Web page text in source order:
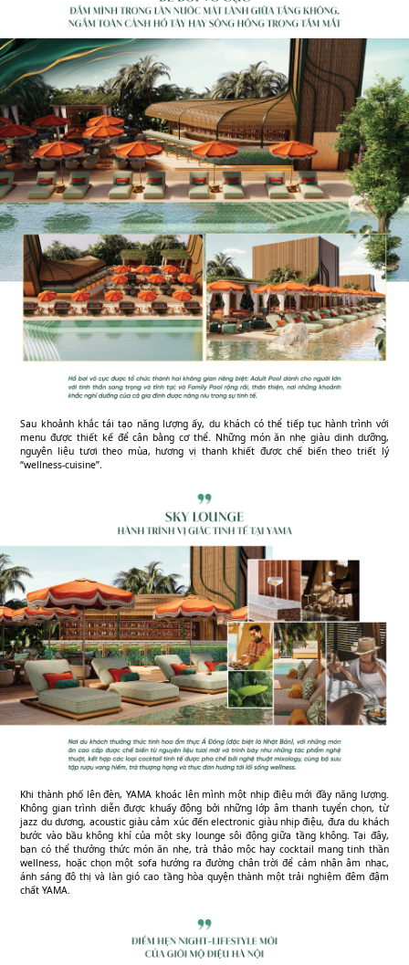
Sau khoảnh khắc tái tạo năng lượng ấy, du khách có thể tiếp tục hành trình với
menu được thiết kế để cân bằng cơ thể. Những món ăn nhẹ giàu dinh dưỡng,
nguyên liệu tươi theo mùa, hương vị thanh khiết được chế biến theo triết lý
“wellness-cuisine”.
Khi thành phố lên đèn, YAMA khoác lên mình một nhịp điệu mới đầy năng lượng.
Không gian trình diễn được khuấy động bởi những lớp âm thanh tuyển chọn, từ
jazz du dương, acoustic giàu cảm xúc đến electronic giàu nhịp điệu, đưa du khách
bước vào bầu không khí của một sky lounge sôi động giữa tầng không. Tại đây,
bạn có thể thưởng thức món ăn nhẹ, trà thảo mộc hay cocktail mang tinh thần
wellness, hoặc chọn một sofa hướng ra đường chân trời để cảm nhận âm nhạc,
ánh sáng đô thị và làn gió cao tầng hòa quyện thành một trải nghiệm đêm đậm
chất YAMA.